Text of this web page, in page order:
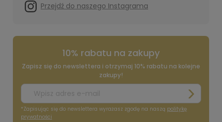
Przejdź do naszego Instagrama
10% rabatu na zakupy
Zapisz się do newslettera i otrzymaj 10% rabatu na kolejne
zakupy!
*Zapisując się do newslettera wyrażasz zgodę na naszą politykę
prywatności